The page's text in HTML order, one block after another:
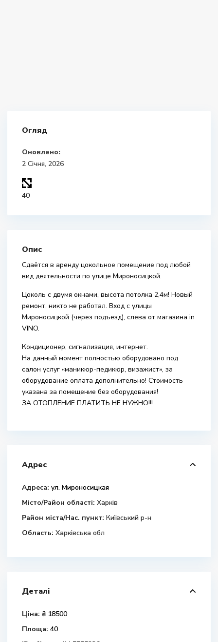
Огляд
Оновлено:
2 Січня, 2026
40
Опис
Сдаётся в аренду цокольное помещение под любой
вид деятельности по улице Мироносицкой.
Цоколь с двумя окнами, высота потолка 2,4м! Новый
ремонт, никто не работал. Вход с улицы
Мироносицкой (через подъезд), слева от магазина in
VINO.
Кондиционер, сигнализация, интернет.
На данный момент полностью оборудовано под
салон услуг «маникюр-педикюр, визажист», за
оборудование оплата дополнительно! Стоимость
указана за помещение без оборудования!
ЗА ОТОПЛЕНИЕ ПЛАТИТЬ НЕ НУЖНО!!!
Адрес
Адреса: ул. Мироносицкая
Місто/Район області: Харків
Район міста/Нас. пункт: Київський р-н
Область: Харківська обл
Деталі
Ціна: ₴ 18500
Площа: 40